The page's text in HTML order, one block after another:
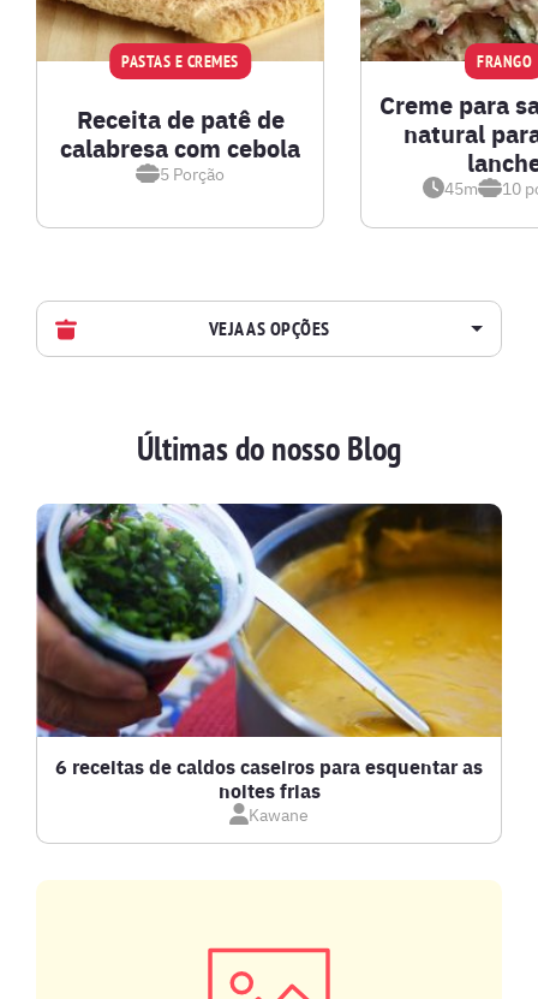
PASTAS E CREMES
Receita de patê de
calabresa com cebola
5 Porção
FRANGO
Creme para
natural
45m 10
VEJA AS OPÇÕES
BATIDAS
BEBIDAS E DRINKS
BISCOITOS
BOLOS E TORTAS
CALDOS
CARNE BOVINA
Últimas do nosso Blog
6 receitas de caldos caseiros para esquentar as
noites frias
Kawane